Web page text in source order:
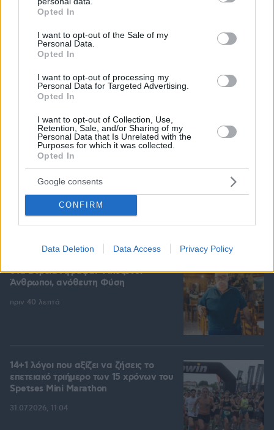
grant or deny consent to Google and its third-party tags to
use your data for below specified purposes in below Google
consent section.
Opted In
I want to opt-out of the Sale of my
Personal Data.
Opted In
I want to opt-out of processing my
Personal Data for Targeted Advertising.
Opted In
I want to opt-out of Collection, Use,
Retention, Sale, and/or Sharing of my
Personal Data that Is Unrelated with the
Purposes for which it was collected.
Opted In
Google consents
CONFIRM
Data Deletion Data Access Privacy Policy
Tiktoker πέθανε από καρκίνο στα 26 της - Η Αλίσα
Μιλάνο έγραψε στο προφίλ της
πριν μία ώρα
στα Βόρεια Άγραφα: Φιλόξενοι
Άνθρωποι, ανόθευτη Φύση
πριν 40 λεπτά
14+1 λόγοι που αξίζει να ζήσεις το
επετειακό τριήμερο των 15 χρόνων του
Spetses Mini Marathon
31.07.2026, 11:04